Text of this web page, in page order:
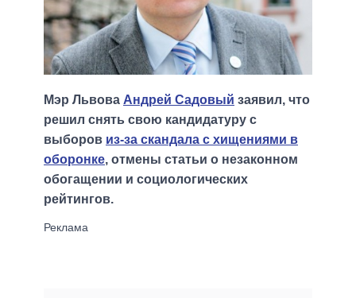
Мэр Львова Андрей Садовый заявил, что
решил снять свою кандидатуру с
выборов из-за скандала с хищениями в
оборонке, отмены статьи о незаконном
обогащении и социологических
рейтингов.